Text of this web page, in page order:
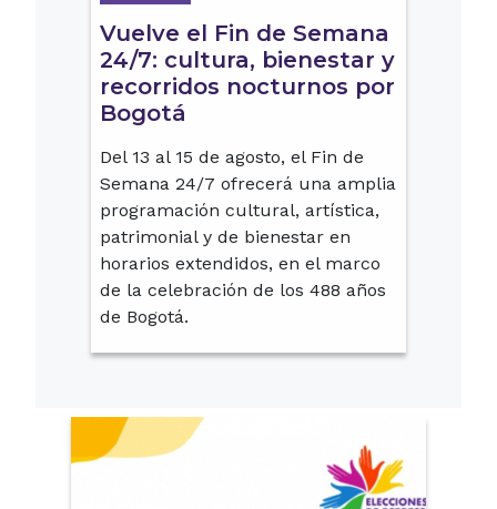
Vuelve el Fin de Semana
24/7: cultura, bienestar y
recorridos nocturnos por
Bogotá
Del 13 al 15 de agosto, el Fin de
Semana 24/7 ofrecerá una amplia
programación cultural, artística,
patrimonial y de bienestar en
horarios extendidos, en el marco
de la celebración de los 488 años
de Bogotá.